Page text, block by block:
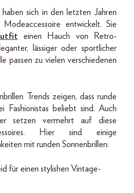
haben sich in den letzten Jahren
entwickelt. Sie
einen Hauch von Retro-
lässiger oder sportlicher
passen zu vielen verschiedenen
Trends zeigen, dass runde
Fashionistas beliebt sind. Auch
setzen vermehrt auf diese
Hier sind einige
mit runden Sonnenbrillen:
für einen stylishen Vintage-